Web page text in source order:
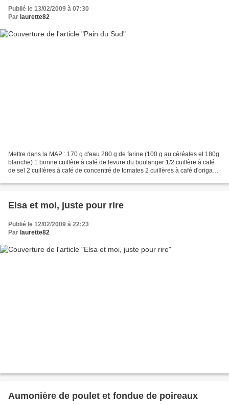
Publié le 13/02/2009 à 07:30
Par laurette82
Mettre dans la MAP : 170 g d'eau 280 g de farine (100 g au céréales et 180g
blanche) 1 bonne cuillère à café de levure du boulanger 1/2 cuillère à café
de sel 2 cuillères à café de concentré de tomates 2 cuillères à café d'origan
Elsa et moi, juste pour rire
Publié le 12/02/2009 à 22:23
Par laurette82
Aumonière de poulet et fondue de poireaux